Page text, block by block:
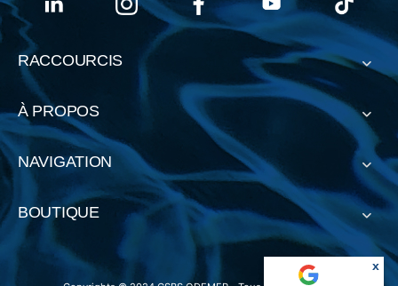
RACCOURCIS
À PROPOS
NAVIGATION
BOUTIQUE
x